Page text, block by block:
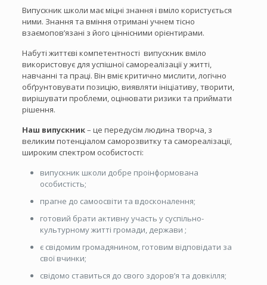
Випускник школи має міцні знання і вміло користується
ними. Знання та вміння отримані учнем тісно
взаємопов’язані з його ціннісними орієнтирами.
Набуті життєві компетентності випускник вміло
використовує для успішної самореалізації у житті,
навчанні та праці. Він вміє критично мислити, логічно
обґрунтовувати позицію, виявляти ініціативу, творити,
вирішувати проблеми, оцінювати ризики та приймати
рішення.
Наш випускник– це передусім людина творча, з
великим потенціалом саморозвитку та самореалізації,
широким спектром особистості:
випускник школи добре проінформована
особистість;
прагне до самоосвіти та вдосконалення;
готовий брати активну участь у суспільно-
культурному житті громади, держави ;
є свідомим громадянином, готовим відповідати за
свої вчинки;
свідомо ставиться до свого здоров’я та довкілля;